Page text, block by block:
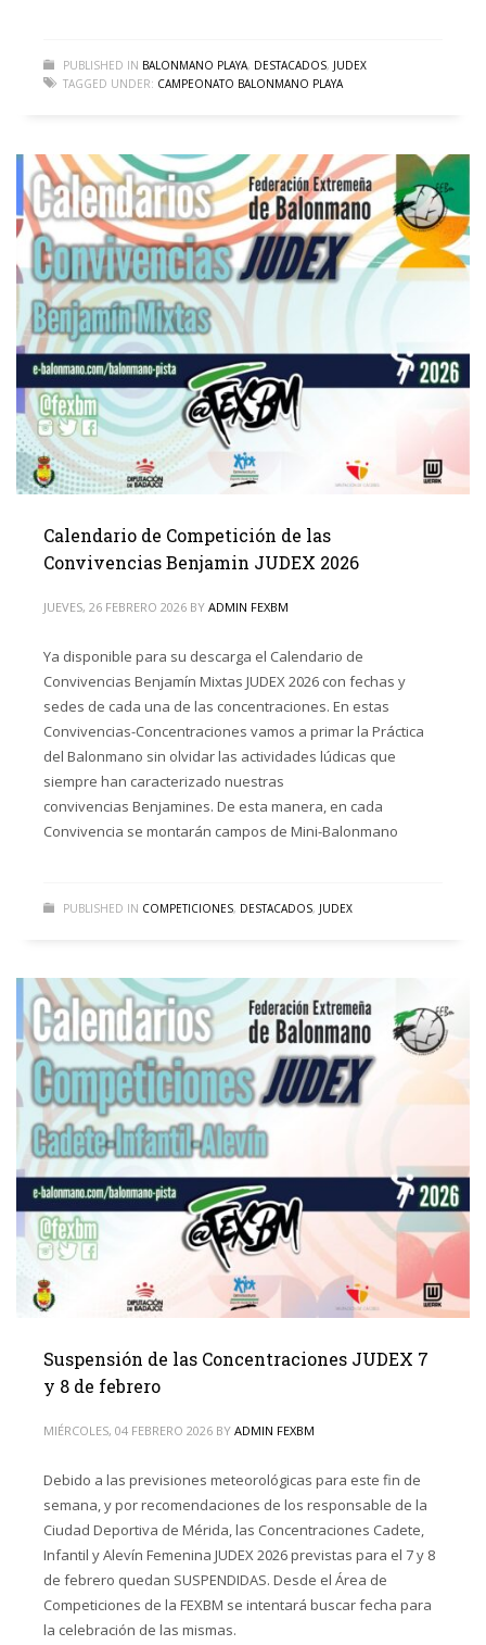
PUBLISHED IN BALONMANO PLAYA, DESTACADOS, JUDEX
TAGGED UNDER: CAMPEONATO BALONMANO PLAYA
Calendario de Competición de las
Convivencias Benjamin JUDEX 2026
JUEVES, 26 FEBRERO 2026 BY ADMIN FEXBM
Ya disponible para su descarga el Calendario de
Convivencias Benjamín Mixtas JUDEX 2026 con fechas y
sedes de cada una de las concentraciones. En estas
Convivencias-Concentraciones vamos a primar la Práctica
del Balonmano sin olvidar las actividades lúdicas que
siempre han caracterizado nuestras
convivencias Benjamines. De esta manera, en cada
Convivencia se montarán campos de Mini-Balonmano
PUBLISHED IN COMPETICIONES, DESTACADOS, JUDEX
Suspensión de las Concentraciones JUDEX 7
y 8 de febrero
MIÉRCOLES, 04 FEBRERO 2026 BY ADMIN FEXBM
Debido a las previsiones meteorológicas para este fin de
semana, y por recomendaciones de los responsable de la
Ciudad Deportiva de Mérida, las Concentraciones Cadete,
Infantil y Alevín Femenina JUDEX 2026 previstas para el 7 y 8
de febrero quedan SUSPENDIDAS. Desde el Área de
Competiciones de la FEXBM se intentará buscar fecha para
la celebración de las mismas.